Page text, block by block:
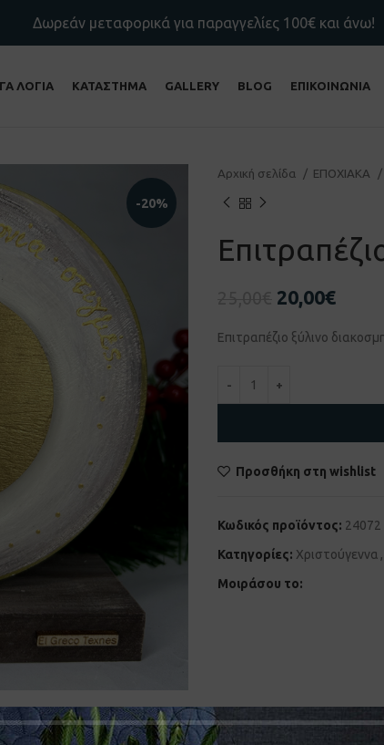
ΛΟΓΙΑ ΚΑΤΑΣΤΗΜΑ GALLERY BLOG ΕΠΙΚΟΙΝΩΝΙΑ
-20%
Αρχική σελίδα ΕΠΟΧΙΑΚΑ
20,00€
Επιτραπέζιο ξύλινο
Προσθήκη στη wishlist
Κωδικός προϊόντος: 24072
Κατηγορίες: Χριστούγεννα ,
Μοιράσου το:
Δωρεάν μεταφορικά για παραγγελίες 100€ και άνω!